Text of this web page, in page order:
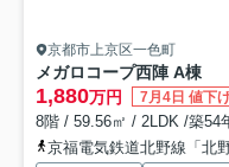
京都市上京区一色町
メガロコープ西陣 A棟
1,880万円 7月4日 値下
8階 / 59.56㎡ / 2LDK /築54
京福電気鉄道北野線「北